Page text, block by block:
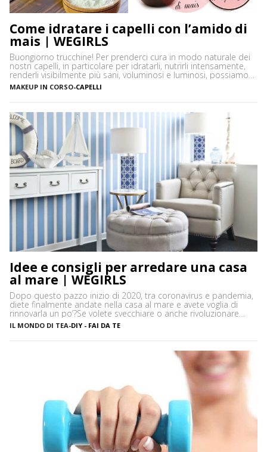
Come idratare i capelli con l’amido di
mais | WEGIRLS
Buongiorno trucchine! Per prenderci cura in modo naturale dei
nostri capelli, in particolare per idratarli, nutrirli intensamente,
renderli visibilmente più sani, voluminosi e luminosi, possiamo
utilizzare un ingrediente molto versatile facilmente reperibile
nelle nostre dispense: l’amido di mais. L’amido di mais o
di glucosio (zucchero), […]
MAKEUP IN CORSO-CAPELLI
Idee e consigli per arredare una casa
al mare | WEGIRLS
Dopo questo pazzo inizio di 2020, tra coronavirus e pandemia,
diete finalmente andate nella casa al mare e avete voglia di
rinnovarla un po’?Se volete svecchiare o anche rivoluzionare
casa vostra – così come arredare dall’inizio le vostre stanze –
ma non sapete bene che stile di arredamento dargli, niente
IL MONDO DI TEA-DIY - FAI DA TE